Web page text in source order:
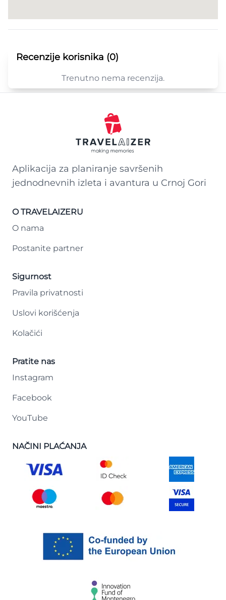
Recenzije korisnika (0)
Trenutno nema recenzija.
Aplikacija za planiranje savršenih
jednodnevnih izleta i avantura u Crnoj Gori
O TRAVELAIZERU
O nama
Postanite partner
Sigurnost
Pravila privatnosti
Uslovi korišćenja
Kolačići
Pratite nas
Instagram
Facebook
YouTube
NAČINI PLAĆANJA